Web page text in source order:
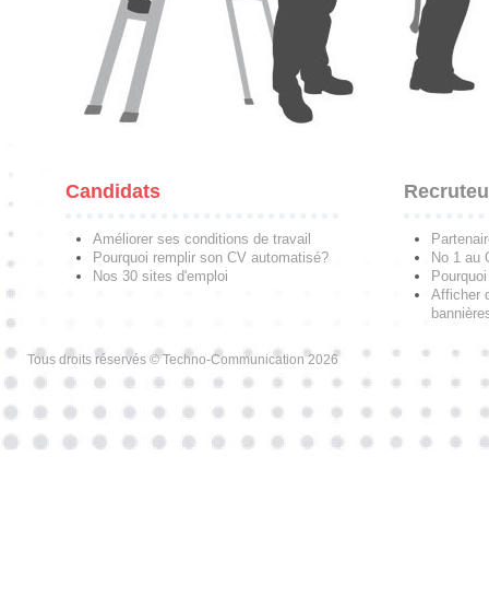
Candidats
Améliorer ses conditions de travail
Pourquoi remplir son CV automatisé?
Nos 30 sites d'emploi
No 1 au
Afficher
Tous droits réservés © Techno-Communication 2026